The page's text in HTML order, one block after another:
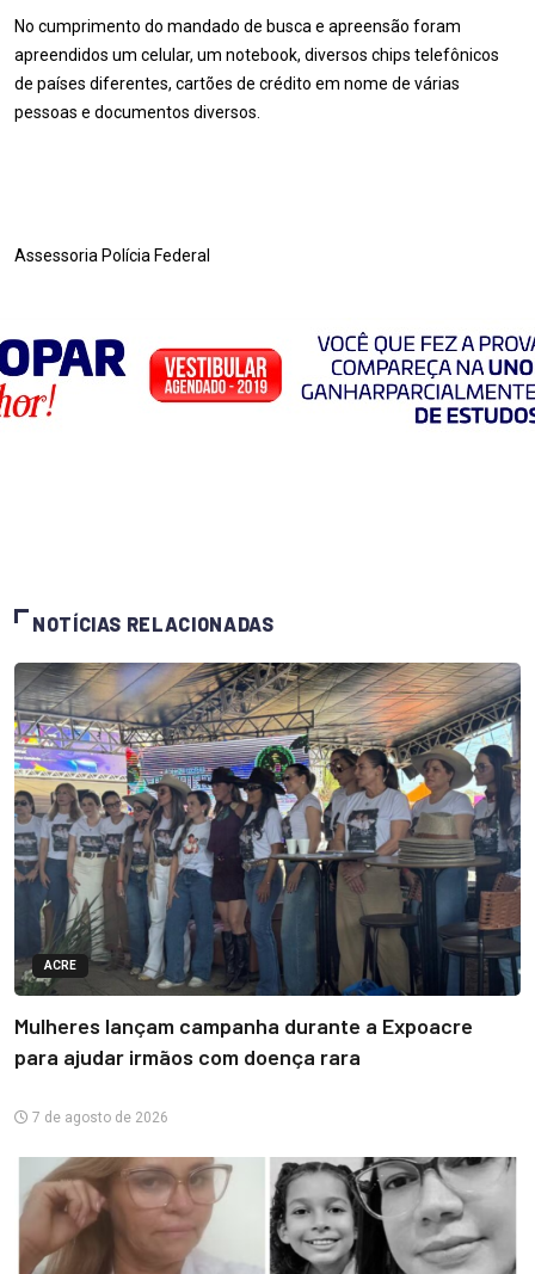
No cumprimento do mandado de busca e apreensão foram
apreendidos um celular, um notebook, diversos chips telefônicos
de países diferentes, cartões de crédito em nome de várias
pessoas e documentos diversos.
Assessoria Polícia Federal
NOTÍCIAS RELACIONADAS
ACRE
Mulheres lançam campanha durante a Expoacre
para ajudar irmãos com doença rara
7 de agosto de 2026